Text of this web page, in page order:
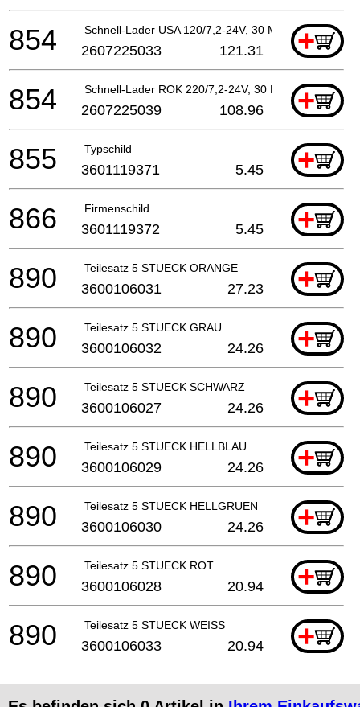
Schnell-Lader USA 120/7,2-24V, 30 MIN. +
854 2607225033 121.31
Schnell-Lader ROK 220/7,2-24V, 30 MIN. +
854 2607225039 108.96
Typschild +
855 3601119371 5.45
Firmenschild +
866 3601119372 5.45
Teilesatz 5 STUECK ORANGE +
890 3600106031 27.23
Teilesatz 5 STUECK GRAU +
890 3600106032 24.26
Teilesatz 5 STUECK SCHWARZ +
890 3600106027 24.26
Teilesatz 5 STUECK HELLBLAU +
890 3600106029 24.26
Teilesatz 5 STUECK HELLGRUEN +
890 3600106030 24.26
Teilesatz 5 STUECK ROT +
890 3600106028 20.94
Teilesatz 5 STUECK WEISS +
890 3600106033 20.94